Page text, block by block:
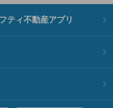
ティ不動産アプリ